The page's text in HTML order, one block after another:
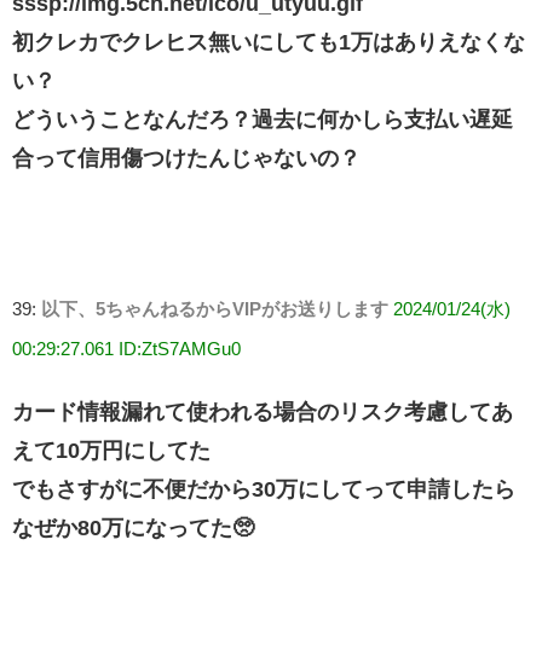
初クレカでクレヒス無いにしても1万はありえなくな
い？
どういうことなんだろ？過去に何かしら支払い遅延
合って信用傷つけたんじゃないの？
39: 以下、5ちゃんねるからVIPがお送りします 2024/01/24(水)
00:29:27.061 ID:ZtS7AMGu0
カード情報漏れて使われる場合のリスク考慮してあ
えて10万円にしてた
でもさすがに不便だから30万にしてって申請したら
なぜか80万になってた🥺